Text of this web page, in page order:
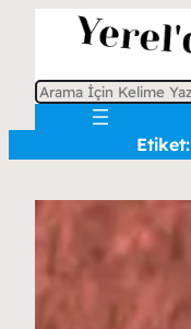
A
Etiket: